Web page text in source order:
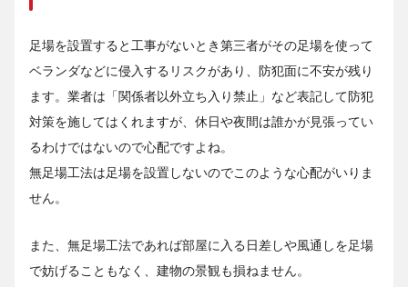
足場を設置すると工事がないとき第三者がその足場を使って
ベランダなどに侵入するリスクがあり、防犯面に不安が残り
ます。業者は「関係者以外立ち入り禁止」など表記して防犯
対策を施してはくれますが、休日や夜間は誰かが見張ってい
るわけではないので心配ですよね。
無足場工法は足場を設置しないのでこのような心配がいりま
せん。
また、無足場工法であれば部屋に入る日差しや風通しを足場
で妨げることもなく、建物の景観も損ねません。